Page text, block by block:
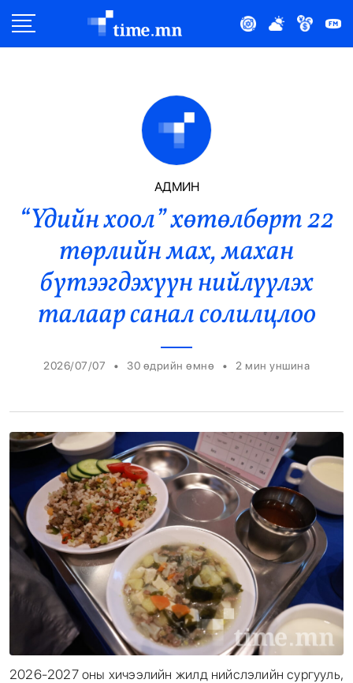
Эдийн Засаг
Нийтлэлчийн Булан
Эрүүл Мэнд
Орон Нутаг
Эрэн Сурвалжилга
АДМИН
“Үдийн хоол” хөтөлбөрт 22
төрлийн мах, махан
бүтээгдэхүүн нийлүүлэх
талаар санал солилцлоо
2026/07/07 • 30 өдрийн өмнө • 2 мин уншина
2026-2027 оны хичээлийн жилд нийслэлийн сургууль,